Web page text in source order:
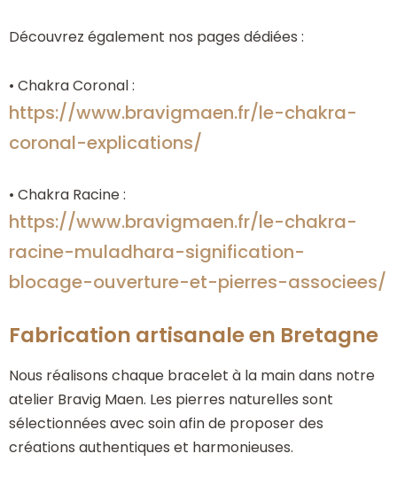
Découvrez également nos pages dédiées :
• Chakra Coronal :
https://www.bravigmaen.fr/le-chakra-
coronal-explications/
• Chakra Racine :
https://www.bravigmaen.fr/le-chakra-
racine-muladhara-signification-
blocage-ouverture-et-pierres-associees/
Fabrication artisanale en Bretagne
Nous réalisons chaque bracelet à la main dans notre
atelier Bravig Maen. Les pierres naturelles sont
sélectionnées avec soin afin de proposer des
créations authentiques et harmonieuses.